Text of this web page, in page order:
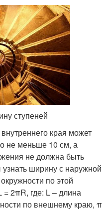
ступеней
края может
не меньше 10 см, а
не должна быть
ширину с наружной
по этой
2πR, где: L – длина
по внешнему краю, π